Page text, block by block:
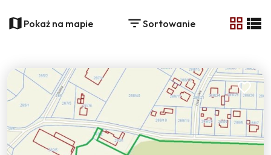
−Pokaż na mapie Sortowanie
tabela
Dodaj